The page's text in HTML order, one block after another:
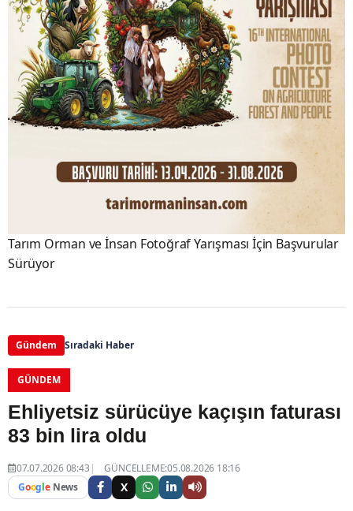
Tarım Orman ve İnsan Fotoğraf Yarışması İçin Başvurular
Sürüyor
Gündem Sıradaki Haber
GÜNDEM
Ehliyetsiz sürücüye kaçışın faturası
83 bin lira oldu
07.07.2026 08:43
GÜNCELLEME:05.08.2026 18:16
Google News X